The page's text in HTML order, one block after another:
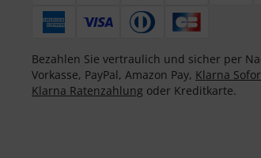
Bezahlen Sie vertraulich und sicher per
Vorkasse, PayPal, Amazon Pay, Klarna
Klarna Ratenzahlung oder Kreditkarte.